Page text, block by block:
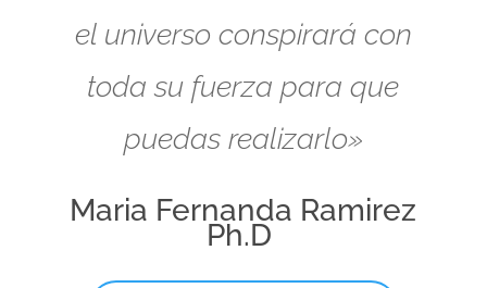
el universo conspirará con
toda su fuerza para que
puedas realizarlo»
Maria Fernanda Ramirez
Ph.D